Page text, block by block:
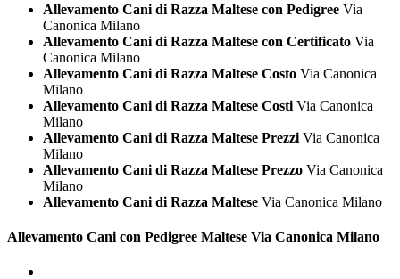
Allevamento Cani di Razza Maltese con Pedigree Via
Canonica Milano
Allevamento Cani di Razza Maltese con Certificato Via
Canonica Milano
Allevamento Cani di Razza Maltese Costo Via Canonica
Milano
Allevamento Cani di Razza Maltese Costi Via Canonica
Milano
Allevamento Cani di Razza Maltese Prezzi Via Canonica
Milano
Allevamento Cani di Razza Maltese Prezzo Via Canonica
Milano
Allevamento Cani di Razza Maltese Via Canonica Milano
Allevamento Cani con Pedigree Maltese Via Canonica Milano